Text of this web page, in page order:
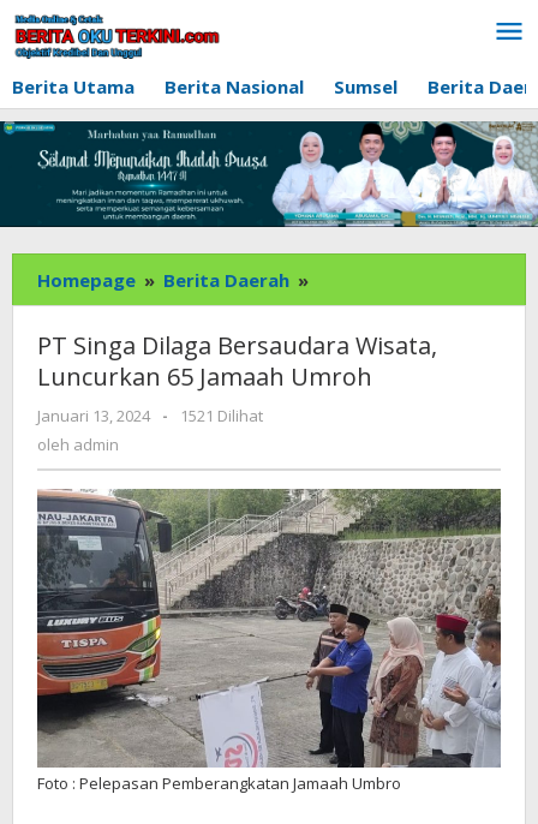
Lewati
ke
konten
Berita Utama
Berita Nasional Sumsel Berita
Homepage » Berita Daerah »
Singa
Bersaudara
Wisata,
Jamaah
Umroh
PT Singa Dilaga Bersaudara Wisata,
Luncurkan 65 Jamaah Umroh
Januari 13, 2024
oleh
-
1521 Dilihat
oleh admin
Foto : Pelepasan Pemberangkatan Jamaah Umbro